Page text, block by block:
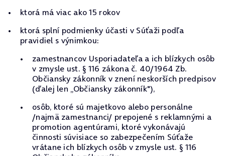
ktorá má viac ako 15 rokov
ktorá splní podmienky účasti v Súťaži podľa
pravidiel s výnimkou:
zamestnancov Usporiadateľa a ich blízkych osôb
v zmysle ust. § 116 zákona č. 40/1964 Zb.
Občiansky zákonník v znení neskorších predpisov
(ďalej len „Občiansky zákonník"),
osôb, ktoré sú majetkovo alebo personálne
/najmä zamestnanci/ prepojené s reklamnými a
promotion agentúrami, ktoré vykonávajú
činnosti súvisiace so zabezpečením Súťaže
vrátane ich blízkych osôb v zmysle ust. § 116